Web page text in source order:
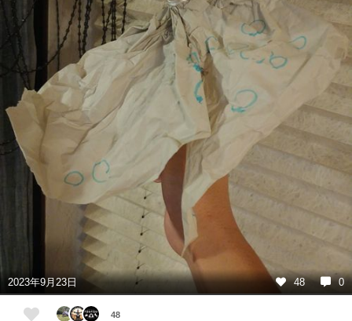
2023年9月23日 48 0
48